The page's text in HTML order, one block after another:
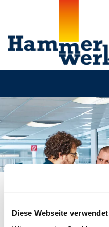
Diese Webseite
HISTORY